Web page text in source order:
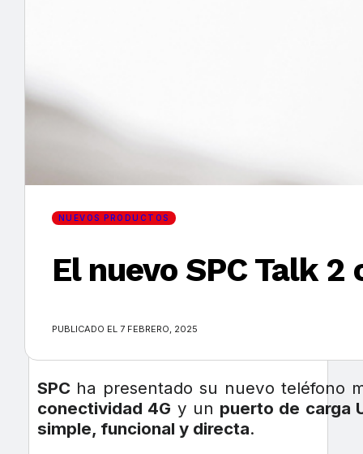
Encuentra tu noticia
NUEVOS PRODUCTOS
El nuevo SPC Talk
PUBLICADO EL 7 FEBRERO, 2025
SPC ha presentado su nuevo teléfono
conectividad 4G y un puerto de carga
simple, funcional y directa.